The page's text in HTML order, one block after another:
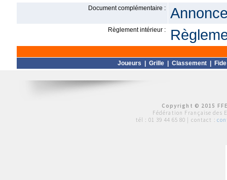
Document complémentaire :
Règlement intérieur :
Joueurs Grille Classement Fide
Copyright © 2015
Fédération Française des
tél : 01 39 44 65 80 | contact :